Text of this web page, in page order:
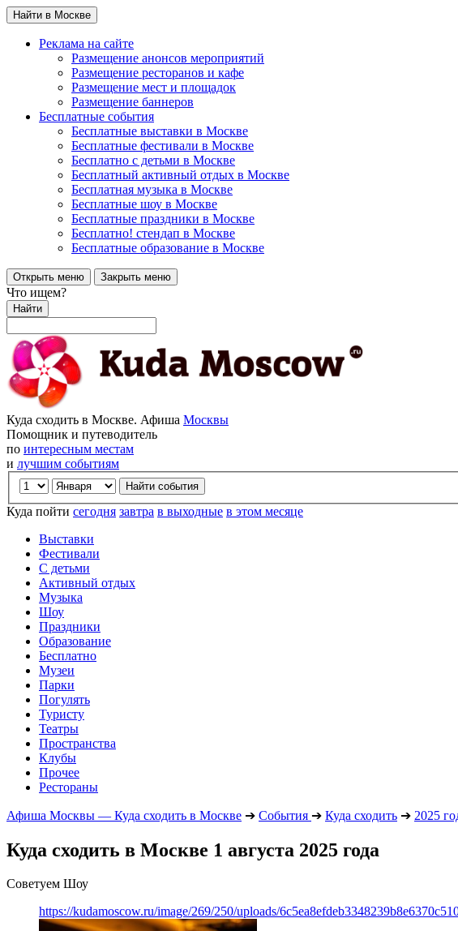
Найти в Москве
Реклама на сайте
Размещение анонсов мероприятий
Размещение ресторанов и кафе
Размещение мест и площадок
Размещение баннеров
Бесплатные события
Бесплатные выставки в Москве
Бесплатные фестивали в Москве
Бесплатно с детьми в Москве
Бесплатный активный отдых в Москве
Бесплатная музыка в Москве
Бесплатные шоу в Москве
Бесплатные праздники в Москве
Бесплатно! стендап в Москве
Бесплатные образование в Москве
Открыть меню Закрыть меню
Что ищем?
Найти
Куда сходить в Москве. Афиша Москвы
Помощник и путеводитель
по интересным местам
и лучшим событиям
Куда пойти сегодня завтра в выходные в этом месяце
Выставки
Фестивали
С детьми
Активный отдых
Музыка
Шоу
Праздники
Образование
Бесплатно
Музеи
Парки
Погулять
Туристу
Театры
Пространства
Клубы
Прочее
Рестораны
Афиша Москвы — Куда сходить в Москве ➔ События ➔ Куда сходить ➔ 2025
Куда сходить в Москве 1 августа 2025 года
Советуем Шоу
https://kudamoscow.ru/image/269/250/uploads/